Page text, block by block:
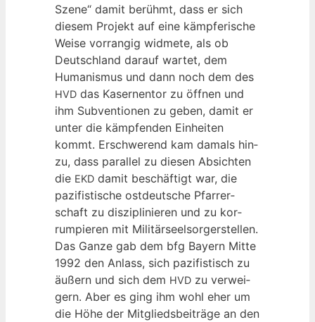
Sze­ne“ damit berühmt, dass er sich
die­sem Pro­jekt auf eine kämp­fe­ri­sche
Wei­se vor­ran­gig wid­me­te, als ob
Deutsch­land dar­auf war­tet, dem
Huma­nis­mus und dann noch dem des
HVD das Kaser­nen­tor zu öff­nen und
ihm Sub­ven­tio­nen zu geben, damit er
unter die kämp­fen­den Ein­hei­ten
kommt. Erschwe­rend kam damals hin­
zu, dass par­al­lel zu die­sen Absich­ten
die EKD damit beschäf­tigt war, die
pazi­fis­ti­sche ost­deut­sche Pfar­rer­
schaft zu dis­zi­pli­nie­ren und zu kor­
rum­pie­ren mit Mili­tär­seel­sor­ger­stel­len.
Das Gan­ze gab dem bfg Bay­ern Mit­te
1992 den Anlass, sich pazi­fis­tisch zu
äußern und sich dem HVD zu ver­wei­
gern. Aber es ging ihm wohl eher um
die Höhe der Mit­glieds­bei­trä­ge an den